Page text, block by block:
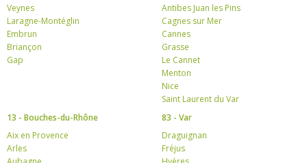
Veynes
Laragne-Montéglin
Embrun
Briançon
Gap
Antibes Juan les Pins
Cagnes sur Mer
Cannes
Grasse
Le Cannet
Menton
Nice
Saint Laurent du Var
13 - Bouches-du-Rhône
Aix en Provence
Arles
83 - Var
Draguignan
Fréjus